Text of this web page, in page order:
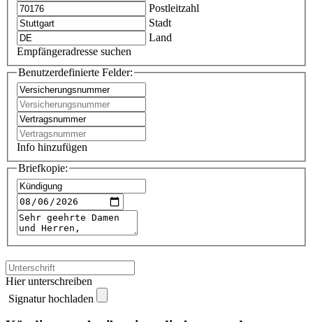
Postleitzahl
Stadt
Land
Empfängeradresse suchen
Benutzerdefinierte Felder:
Info hinzufügen
Briefkopie:
Hier unterschreiben
Signatur hochladen